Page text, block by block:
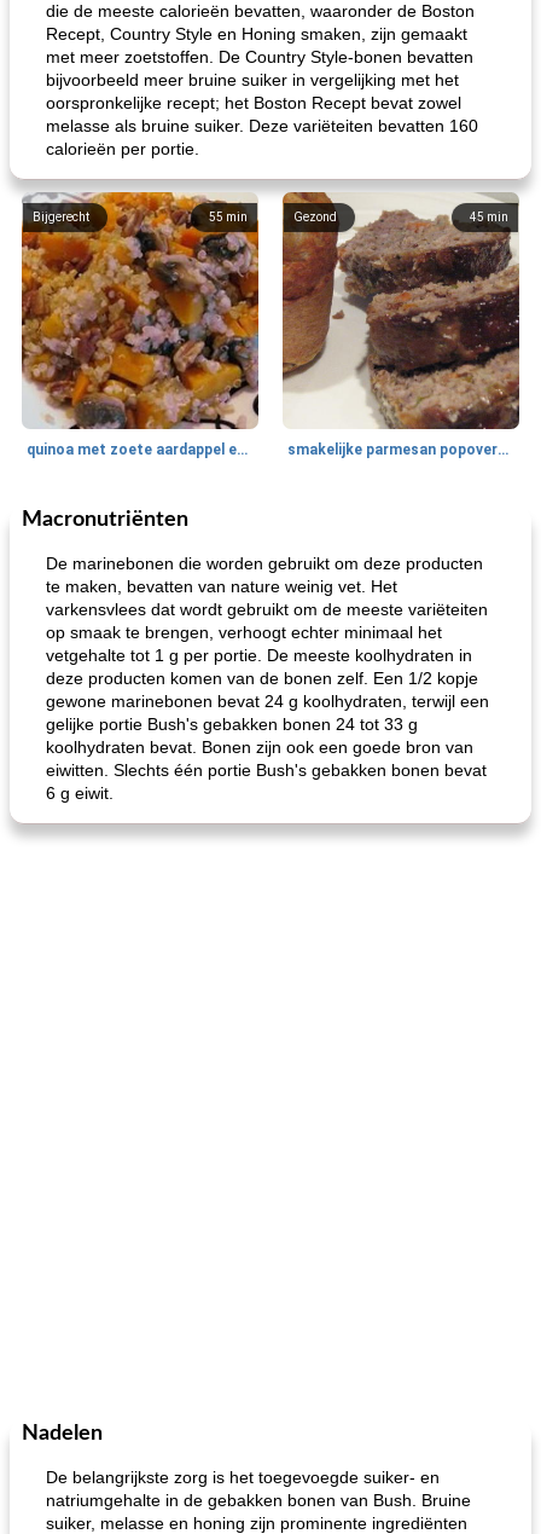
die de meeste calorieën bevatten, waaronder de Boston
Recept, Country Style en Honing smaken, zijn gemaakt
met meer zoetstoffen. De Country Style-bonen bevatten
bijvoorbeeld meer bruine suiker in vergelijking met het
oorspronkelijke recept; het Boston Recept bevat zowel
melasse als bruine suiker. Deze variëteiten bevatten 160
calorieën per portie.
55 min
Bijgerecht
quinoa met zoete aardappel en champignons
45min
Gezond
smakelijke parmesan popovers (gezonder!)
One Dish Meal
gemakkelijke rijst en hamburger een gerecht diner
Macronutriënten
De marinebonen die worden gebruikt om deze producten
te maken, bevatten van nature weinig vet. Het
varkensvlees dat wordt gebruikt om de meeste variëteiten
op smaak te brengen, verhoogt echter minimaal het
vetgehalte tot 1 g per portie. De meeste koolhydraten in
deze producten komen van de bonen zelf. Een 1/2 kopje
gewone marinebonen bevat 24 g koolhydraten, terwijl een
gelijke portie Bush's gebakken bonen 24 tot 33 g
koolhydraten bevat. Bonen zijn ook een goede bron van
eiwitten. Slechts één portie Bush's gebakken bonen bevat
6 g eiwit.
Nadelen
De belangrijkste zorg is het toegevoegde suiker- en
natriumgehalte in de gebakken bonen van Bush. Bruine
suiker, melasse en honing zijn prominente ingrediënten